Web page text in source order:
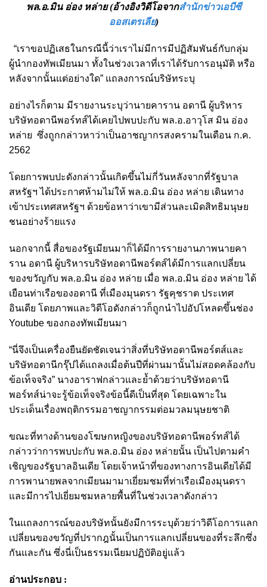
พล.อ.มิน อ่อง หล่าย (อ้างอิงวิดีโอจากสำนักข่าวเอบีซี
ออสเตรเลีย)
“เราขอปฏิเสธในกรณีนี้ว่าเราไม่มีการมีปฏิสัมพันธ์กับกลุ่ม
ผู้นำกองทัพเมียนมา ทั้งในช่วงเวลาที่เราได้รับการอนุมัติ หรือ
หลังจากนั้นแต่อย่างใด” แถลงการณ์บริษัทระบุ
อย่างไรก็ตาม มีรายงานระบุว่านายคาราน อดานี ผู้บริหาร
บริษัทอดานีพอร์ทส์ได้เคยไปพบปะกับ พล.อ.อาวุโส มิน อ่อง
หล่าย ซึ่งถูกกล่าวหาว่าเป็นอาชญากรสงครามในเดือน ก.ค.
2562
โดยการพบปะดังกล่าวนั้นเกิดขึ้นไม่กี่วันหลังจากที่รัฐบาล
สหรัฐฯ ได้ประกาศห้ามไม่ให้ พล.อ.มิน อ่อง หล่าย เดินทาง
เข้าประเทศสหรัฐฯ ด้วยข้อหาว่าเขามีส่วนละเมิดสิทธิมนุษย
ชนอย่างร้ายแรง
นอกจากนี้ สื่อของรัฐเมียนมาก็ได้มีการรายงานภาพนายคา
ราน อดานี ผู้บริหารบริษัทอดานีพอร์ตส์ได้มีการแลกเปลี่ยน
ของขวัญกับ พล.อ.มิน อ่อง หล่าย เมื่อ พล.อ.มิน อ่อง หล่าย ได้
เยือนท่าเรือของอดานี ที่เมืองมุนดรา รัฐคุชราต ประเทศ
อินเดีย โดยภาพและวิดีโอดังกล่าวก็ถูกนำไปอัปโหลดขึ้นช่อง
Youtube ของกองทัพเมียนมา
“นี่จึงเป็นเครื่องยืนยัดชัดเจนว่าสิ่งที่บริษัทอดานีพอร์ตส์และ
บริษัทอดานีกรุ๊ปได้แถลงเมื่อต้นปีที่ผ่านมานั้นไม่สอดคล้องกับ
ข้อเท็จจริง” นางอาราฟกล่าวและย้ำด้วยว่าบริษัทอดานี
พอร์ทส์น่าจะรู้ข้อเท็จจริงข้อนี้ดีเป็นที่สุด โดยเฉพาะใน
ประเด็นเรื่องพฤติกรรมอาชญากรรมต่อมวลมนุษยชาติ
ขณะที่ทางด้านของโฆษกหญิงของบริษัทอดานีพอร์ทส์ได้
กล่าวว่าการพบปะกับ พล.อ.มิน อ่อง หล่ายนั้น เป็นไปตามคำ
เชิญของรัฐบาลอินเดีย โดยเจ้าหน้าที่ของทางการอินเดียได้มี
การพานายพลจากเมียนมามาเยี่ยมชมที่ท่าเรือเมืองมุนดรา
และมีการไปเยี่ยมชมหลายพื้นที่ในช่วงเวลาดังกล่าว
ในแถลงการณ์ของบริษัทนั้นยังมีการระบุด้วยว่าวิดีโอการแลก
เปลี่ยนของขวัญที่ปรากฎนั้นเป็นการแลกเปลี่ยนของที่ระลึกซึ่ง
กันและกัน ซึ่งนี่เป็นธรรมเนียมปฏิบัติอยู่แล้ว
อ่านประกอบ :